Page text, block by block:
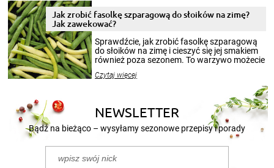
pełni poczuć atmosferę cieplejszych
miesięcy. Przygotowanie słoików ze
patenty, które pozwolą zachować świeżość
przetworów.
Jak zrobić fasolkę szparagową do słoików na zimę?
Jak zawekować?
Sprawdźcie, jak zrobić fasolkę szparagową
do słoików na zimę i cieszyć się jej smakiem
również poza sezonem. To warzywo możecie
nasze propozycje!
Czytaj więcej
NEWSLETTER
Bądź na bieżąco – wysyłamy sezonowe przepisy i porady